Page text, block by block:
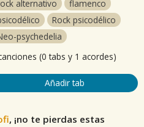
alternativo
flamenco
Rock psicodélico
psychedelia
(0 tabs y 1 acordes)
Añadir tab
, ¡no te pierdas estas